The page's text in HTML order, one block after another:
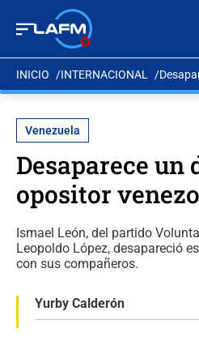
INICIO INTERNACIONAL
Venezuela
Desaparece un
opositor
Ismael León, del partido
Leopoldo López, desapareció
con sus compañeros.
Yurby Calderón